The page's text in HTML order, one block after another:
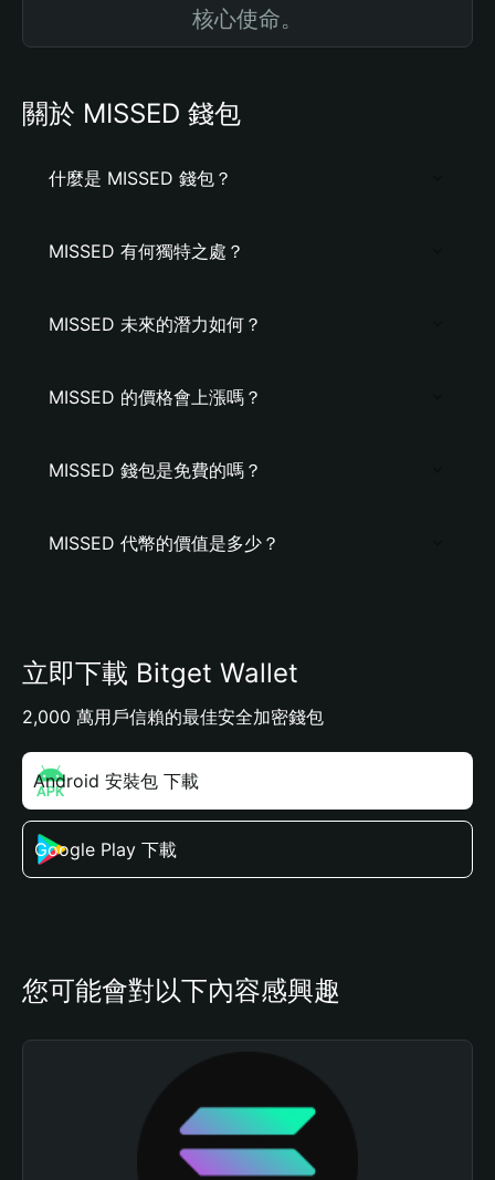
核心使命。
關於 MISSED 錢包
什麼是 MISSED 錢包？
MISSED 有何獨特之處？
MISSED 未來的潛力如何？
MISSED 的價格會上漲嗎？
MISSED 錢包是免費的嗎？
MISSED 代幣的價值是多少？
立即下載 Bitget Wallet
2,000 萬用戶信賴的最佳安全加密錢包
Android 安裝包 下載
Google Play 下載
您可能會對以下內容感興趣